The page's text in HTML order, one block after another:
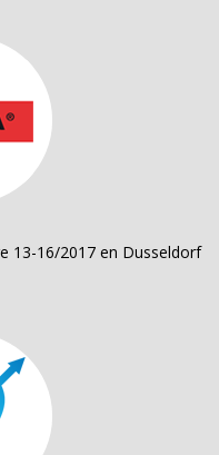
13-16/2017 en Dusseldorf